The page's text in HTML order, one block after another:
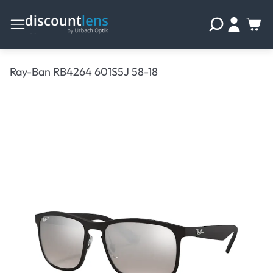
Ray-Ban RB4264 601S5J 58-18